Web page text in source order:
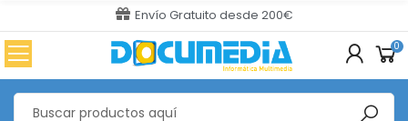
Envío Gratuito desde 200€
0